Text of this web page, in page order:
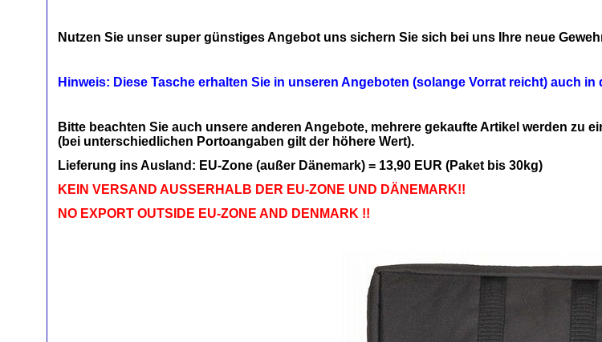
Nutzen Sie unser super günstiges Angebot uns sichern Sie sich bei uns Ihre neue
Hinweis: Diese Tasche erhalten Sie in unseren Angeboten (solange Vorrat reicht) auch in
Bitte beachten Sie auch unsere anderen Angebote, mehrere gekaufte Artikel werden zu
(bei unterschiedlichen Portoangaben gilt der höhere Wert).
Lieferung ins Ausland: EU-Zone (außer Dänemark) = 13,90 EUR (Paket bis 30kg)
KEIN VERSAND AUSSERHALB DER EU-ZONE UND DÄNEMARK!!
NO EXPORT OUTSIDE EU-ZONE AND DENMARK !!